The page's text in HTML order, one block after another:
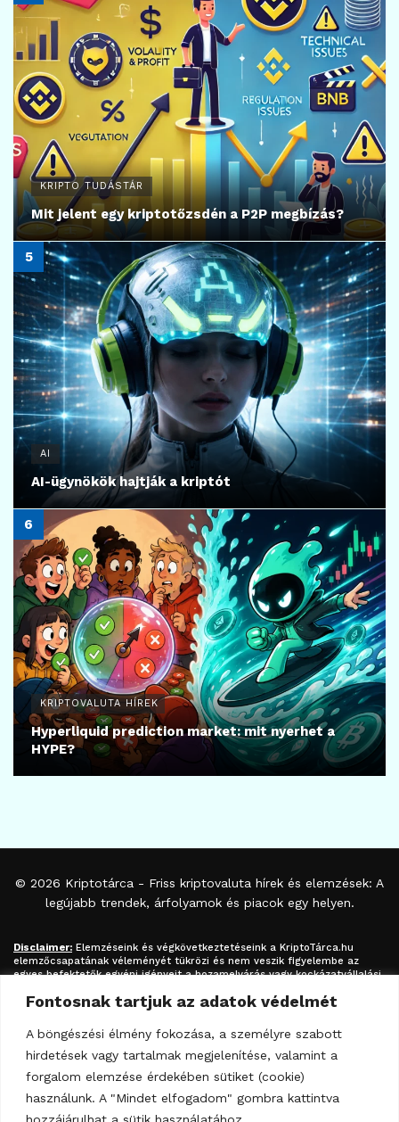
Fontosnak tartjuk az adatok védelmét
A böngészési élmény fokozása, a személyre szabott
hirdetések vagy tartalmak megjelenítése, valamint a
forgalom elemzése érdekében sütiket (cookie)
használunk. A "Mindet elfogadom" gombra kattintva
hozzájárulhat a sütik használatához.
KRIPTO TUDÁSTÁR
Mit jelent egy kriptotőzsdén a P2P megbízás?
AI
AI-ügynökök hajtják a kriptót
KRIPTOVALUTA HÍREK
Hyperliquid prediction market: mit nyerhet a
HYPE?
© 2026 Kriptotárca - Friss kriptovaluta hírek és elemzések: A
legújabb trendek, árfolyamok és piacok egy helyen.
Disclaimer: Elemzéseink és végkövetkeztetéseink a KriptoTárca.hu
elemzőcsapatának véleményét tükrözi és nem veszik figyelembe az
egyes befektetők egyéni igényeit a hozamelvárás vagy kockázatvállalási
befektetési tanácsadásnak, befektetési ajánlásnak, értékpapír /
kriptovaluta / token / ICO / cloud mining stb. jegyzésére / vételére /
eladására vonatkozó felhívásnak azok kizárólag tájékoztatásul
szolgálnak. Minden befektetés esetében kiemelten fontos az azt
megalapozó információk és lehetőségek széleskörű megismerése.
kripto-befektetések kockázata és volatilitása kiemelkedően magas.